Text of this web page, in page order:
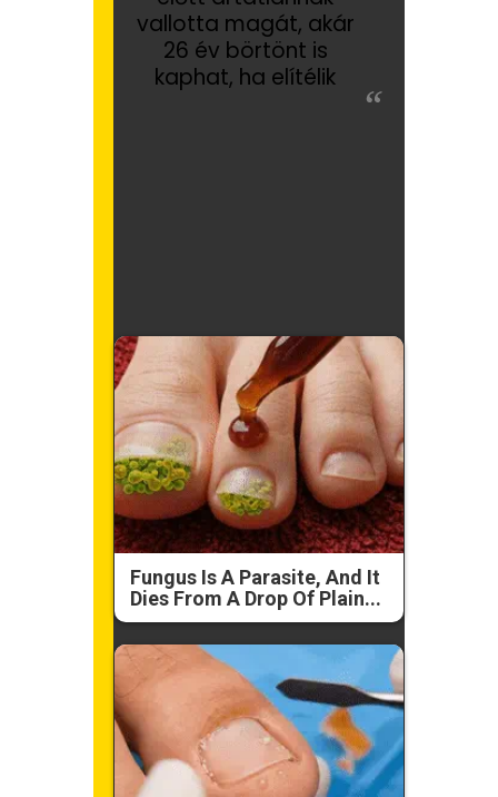
vallotta magát, akár
26 év börtönt is
kaphat, ha elítélik
Fungus Is A Parasite, And It
Dies From A Drop Of Plain...